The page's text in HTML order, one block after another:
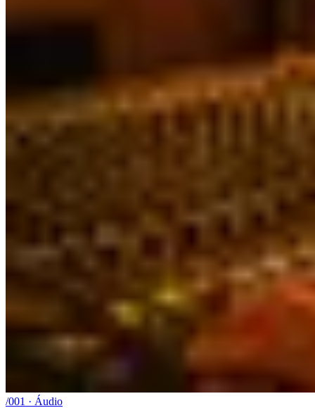
/001 · Áudio